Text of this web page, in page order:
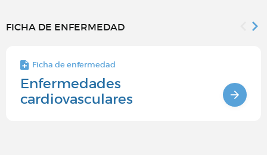
FICHA DE ENFERMEDAD
Ficha de enfermedad
Enfermedades
cardiovasculares